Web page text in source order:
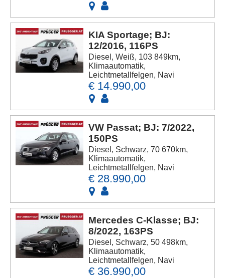
KIA Sportage; BJ:
12/2016, 116PS
Diesel, Weiß, 103 849km,
Klimaautomatik,
Leichtmetallfelgen, Navi
€ 14.990,00
VW Passat; BJ: 7/2022,
150PS
Diesel, Schwarz, 70 670km,
Klimaautomatik,
Leichtmetallfelgen, Navi
€ 28.990,00
Mercedes C-Klasse; BJ:
8/2022, 163PS
Diesel, Schwarz, 50 498km,
Klimaautomatik,
Leichtmetallfelgen, Navi
€ 36.990,00